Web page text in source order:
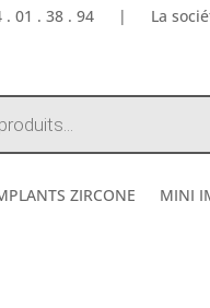
. 01 . 38 . 94 | La
ZIRCONE MINI